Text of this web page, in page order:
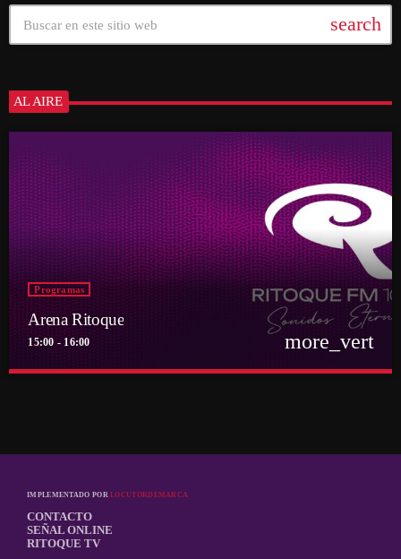
search
AL AIRE
Programas
Arena Ritoque
15:00 - 16:00 more_vert
La música se vive en directo. De lunes a domingo
IMPLEMENTADO PORLOCUTORDEMARCA
CONTACTO
SEÑAL ONLINE
RITOQUE TV